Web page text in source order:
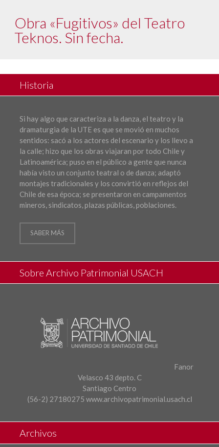
Obra «Fugitivos» del Teatro
Teknos. Sin fecha.
Historia
Si hay algo que caracteriza a la danza, el teatro y la
dramaturgia de la UTE es que se movió en muchos
sentidos: sacó a los actores del escenario y los llevo a
la calle; hizo que los obras viajaran por todo Chile y
Latinoamérica; puso en el público a gente que nunca
había visto un conjunto teatral o de danza; adaptó
montajes tradicionales y los convirtió en reflejos del
Chile de esa época; se presentaron en campamentos
mineros, sindicatos, plazas públicas, poblaciones.
SABER MÁS
Sobre Archivo Patrimonial USACH
Fanor
Velasco 43 depto. C
Santiago Centro
(56-2) 27180275 www.archivopatrimonial.usach.cl
Archivos